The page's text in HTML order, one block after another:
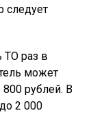
следует
ТО раз в
может
рублей. В
2 000